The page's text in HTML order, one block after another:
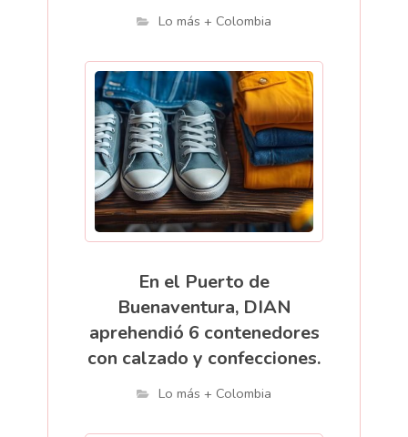
Lo más + Colombia
En el Puerto de
Buenaventura, DIAN
aprehendió 6 contenedores
con calzado y confecciones.
Lo más + Colombia